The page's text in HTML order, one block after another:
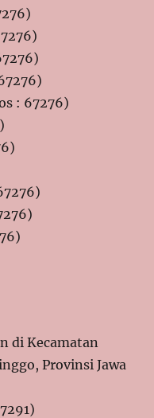
: 67276)
di Kecamatan
Provinsi Jawa